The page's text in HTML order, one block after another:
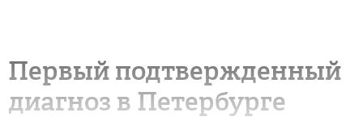
Первый подтвержденный
диагноз в Петербурге